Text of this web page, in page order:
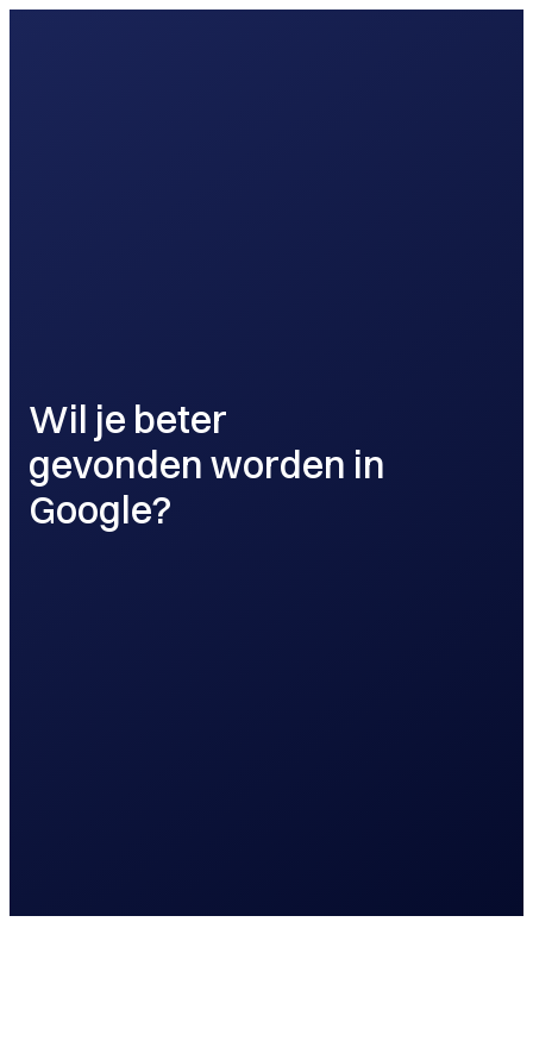
Wil je beter
gevonden worden in
Google?